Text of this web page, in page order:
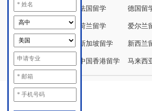
法国留学 德国留
荷兰留学 爱尔兰
新加坡留学 新西兰
中国香港留学 马来西